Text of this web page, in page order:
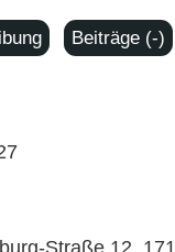
Beiträge (-)
Straße 12,